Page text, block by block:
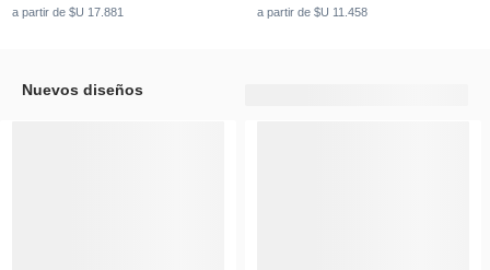
a partir de $U 17.881 a partir de $U 11.458
Nuevos diseños